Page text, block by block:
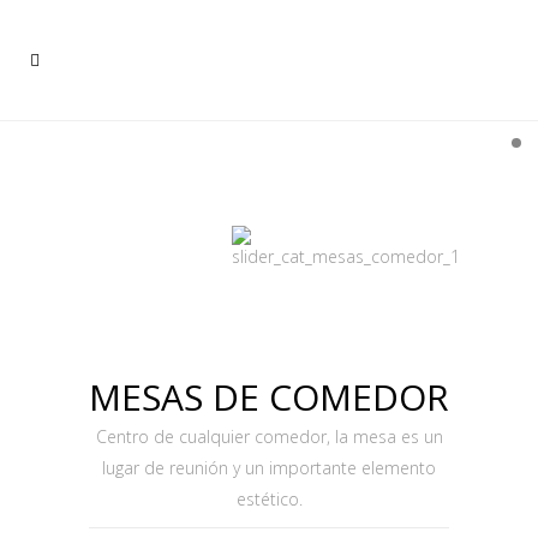
MESAS DE COMEDOR
Centro de cualquier comedor, la mesa es un
lugar de reunión y un importante elemento
estético.